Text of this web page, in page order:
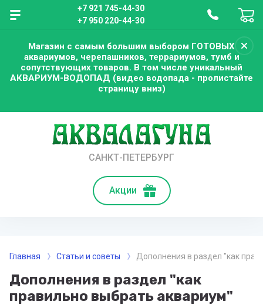
Магазин с самым большим выбором ГОТОВЫХ
аквариумов, черепашников, террариумов, тумб и
сопутствующих товаров. В том числе уникальный
АКВАРИУМ-ВОДОПАД (видео водопада - пролистайте
страницу вниз)
+7 921 745-44-30
+7 950 220-44-30
САНКТ-ПЕТЕРБУРГ
Акции
Главная Статьи и советы Дополнения в раздел "как
Дополнения в раздел "как
правильно выбрать аквариум"